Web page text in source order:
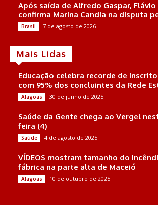
Após saída de Alfredo Gaspar,
confirma Marina Candia na disputa
Brasil 7 de agosto de 2026
Mais Lidas
Educação celebra recorde de
com 95% dos concluintes da Rede
Alagoas 30 de junho de 2025
Saúde da Gente chega ao Vergel
feira (4)
Saúde 4 de agosto de 2025
VÍDEOS mostram tamanho do
fábrica na parte alta de Maceió
Alagoas 10 de outubro de 2025